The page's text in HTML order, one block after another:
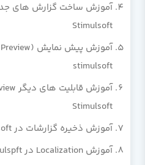
Stimulsoft
stimulsoft
Stimulsoft
آموزش ذخیره گزارشات در Flash Designer Stimulsoft
آموزش Localization در Flassh Designer Stimulspft